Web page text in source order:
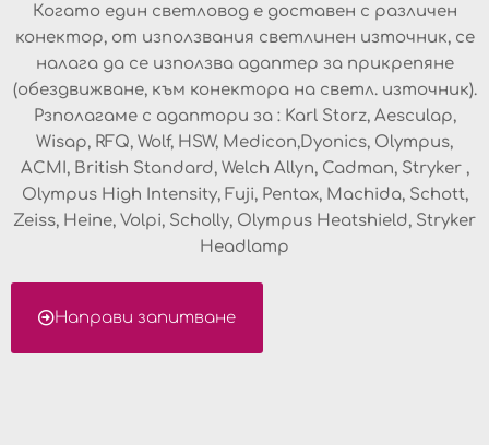
Когато един светловод е доставен с различен
конектор, от използвания светлинен източник, се
налага да се използва адаптер за прикрепяне
(обездвижване, към конектора на светл. източник).
Рзполагаме с адаптори за : Karl Storz, Aesculap,
Wisap, RFQ, Wolf, HSW, Medicon,Dyonics, Olympus,
ACMI, British Standard, Welch Allyn, Cadman, Stryker ,
Olympus High Intensity, Fuji, Pentax, Machida, Schott,
Zeiss, Heine, Volpi, Scholly, Olympus Heatshield, Stryker
Headlamp
Направи запитване